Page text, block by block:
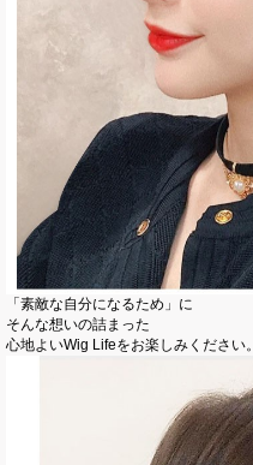
「素敵な自分になるため」に
そんな想いの詰まった
心地よいWig Lifeをお楽しみください。